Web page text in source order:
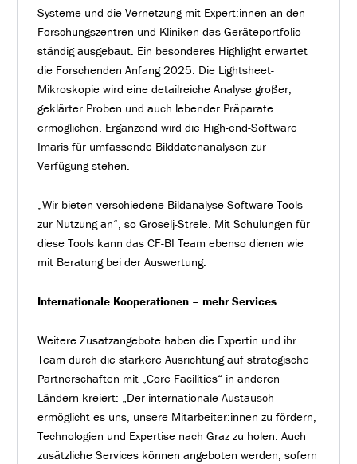
Systeme und die Vernetzung mit Expert:innen an den
Forschungszentren und Kliniken das Geräteportfolio
ständig ausgebaut. Ein besonderes Highlight erwartet
die Forschenden Anfang 2025: Die Lightsheet-
Mikroskopie wird eine detailreiche Analyse großer,
geklärter Proben und auch lebender Präparate
ermöglichen. Ergänzend wird die High-end-Software
Imaris für umfassende Bilddatenanalysen zur
Verfügung stehen.
„Wir bieten verschiedene Bildanalyse-Software-Tools
zur Nutzung an“, so Groselj-Strele. Mit Schulungen für
diese Tools kann das CF-BI Team ebenso dienen wie
mit Beratung bei der Auswertung.
Internationale Kooperationen – mehr Services
Weitere Zusatzangebote haben die Expertin und ihr
Team durch die stärkere Ausrichtung auf strategische
Partnerschaften mit „Core Facilities“ in anderen
Ländern kreiert: „Der internationale Austausch
ermöglicht es uns, unsere Mitarbeiter:innen zu fördern,
Technologien und Expertise nach Graz zu holen. Auch
zusätzliche Services können angeboten werden, sofern